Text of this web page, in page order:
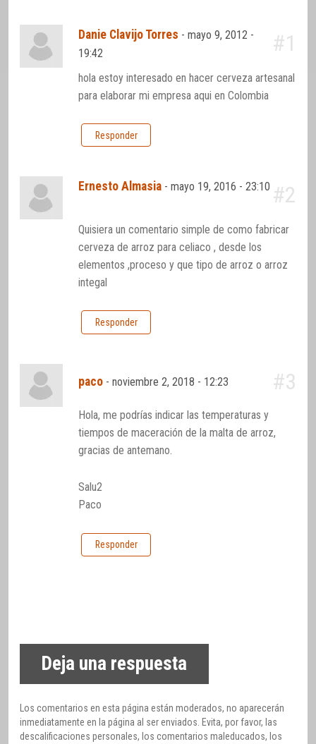
Danie Clavijo Torres -mayo 9, 2012 -
19:42
#1
hola estoy interesado en hacer cerveza artesanal
para elaborar mi empresa aqui en Colombia
Responder
Ernesto Almasia -mayo 19, 2016 - 23:10 #2
Quisiera un comentario simple de como fabricar
cerveza de arroz para celiaco , desde los
elementos ,proceso y que tipo de arroz o arroz
integal
Responder
paco -noviembre 2, 2018 - 12:23 #3
Hola, me podrías indicar las temperaturas y
tiempos de maceración de la malta de arroz,
gracias de antemano.
Salu2
Paco
Responder
Deja una respuesta
Los comentarios en esta página están moderados, no aparecerán
inmediatamente en la página al ser enviados. Evita, por favor, las
descalificaciones personales, los comentarios maleducados, los